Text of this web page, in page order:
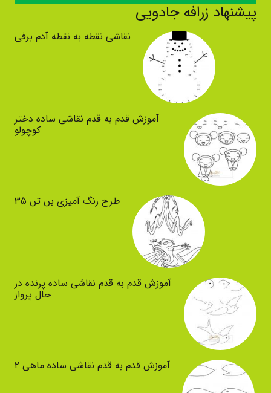
پیشنهاد زرافه جادویی
نقاشی نقطه به نقطه آدم برفی
آموزش قدم به قدم نقاشی ساده دختر
کوچولو
طرح رنگ آمیزی بن تن ۳۵
آموزش قدم به قدم نقاشی ساده پرنده در
حال پرواز
آموزش قدم به قدم نقاشی ساده ماهی ۲